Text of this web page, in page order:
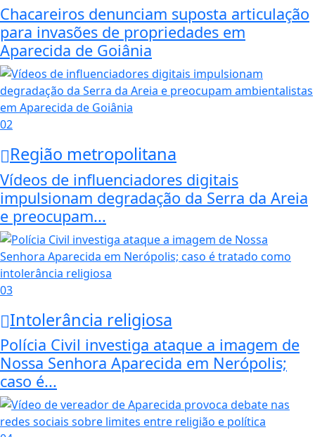
Chacareiros denunciam suposta articulação
para invasões de propriedades em
Aparecida de Goiânia
02
Região metropolitana
Vídeos de influenciadores digitais
impulsionam degradação da Serra da Areia
e preocupam...
03
Intolerância religiosa
Polícia Civil investiga ataque a imagem de
Nossa Senhora Aparecida em Nerópolis;
caso é...